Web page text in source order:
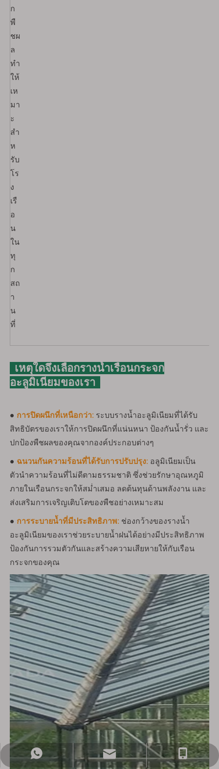
ก
พื
ชผ
ล
ทำ
ให้
เห
มา
ะ
สำ
ห
รับ
โร
ง
เรื
อ
น
ใน
ทุ
ก
สถ
า
น
ที่
เหตุใดจึงเลือกรางน้ำเรือนกระจก
อะลูมิเนียมของเรา
● การปิดผนึกที่เหนือกว่า: ระบบรางน้ำอะลูมิเนียมที่ได้รับ
สิทธิบัตรของเราให้การปิดผนึกที่แน่นหนา ป้องกันน้ำรั่ว และ
ปกป้องพืชผลของคุณจากองค์ประกอบต่างๆ
● ฉนวนกันความร้อนที่ได้รับการปรับปรุง: อลูมิเนียมเป็น
ตัวนำความร้อนที่ไม่ดีตามธรรมชาติ ซึ่งช่วยรักษาอุณหภูมิ
ภายในเรือนกระจกให้สม่ำเสมอ ลดต้นทุนด้านพลังงาน และ
ส่งเสริมการเจริญเติบโตของพืชอย่างเหมาะสม
● การระบายน้ำที่มีประสิทธิภาพ: ช่องกว้างของรางน้ำ
อะลูมิเนียมของเราช่วยระบายน้ำฝนได้อย่างมีประสิทธิภาพ
ป้องกันการรวมตัวกันและสร้างความเสียหายให้กับเรือน
กระจกของคุณ
+86-181 4413 3314
prasada@prasada.cn
+86-181 4413 3314